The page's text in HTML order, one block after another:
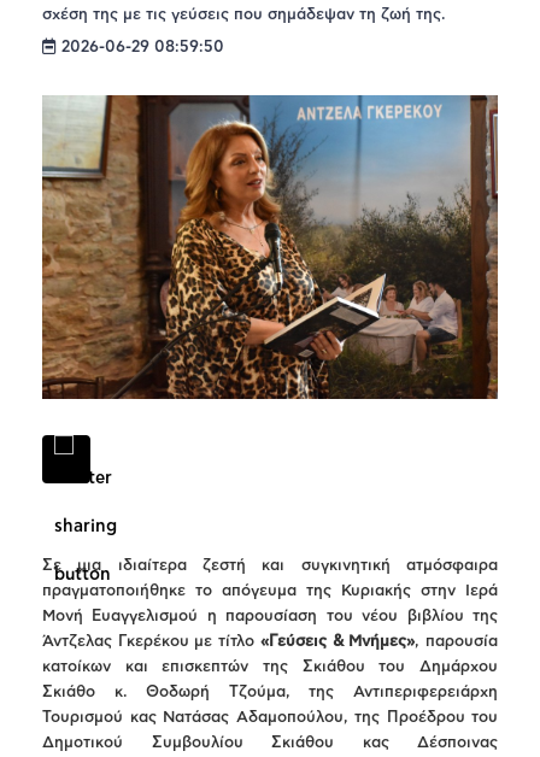
σχέση της με τις γεύσεις που σημάδεψαν τη ζωή της.
2026-06-29 08:59:50
Σε μια ιδιαίτερα ζεστή και συγκινητική ατμόσφαιρα
πραγματοποιήθηκε το απόγευμα της Κυριακής στην Ιερά
Μονή Ευαγγελισμού η παρουσίαση του νέου βιβλίου της
Άντζελας Γκερέκου με τίτλο «Γεύσεις & Μνήμες», παρουσία
κατοίκων και επισκεπτών της Σκιάθου του Δημάρχου
Σκιάθο κ. Θοδωρή Τζούμα, της Αντιπεριφερειάρχη
Τουρισμού κας Νατάσας Αδαμοπούλου, της Προέδρου του
Δημοτικού Συμβουλίου Σκιάθου κας Δέσποινας